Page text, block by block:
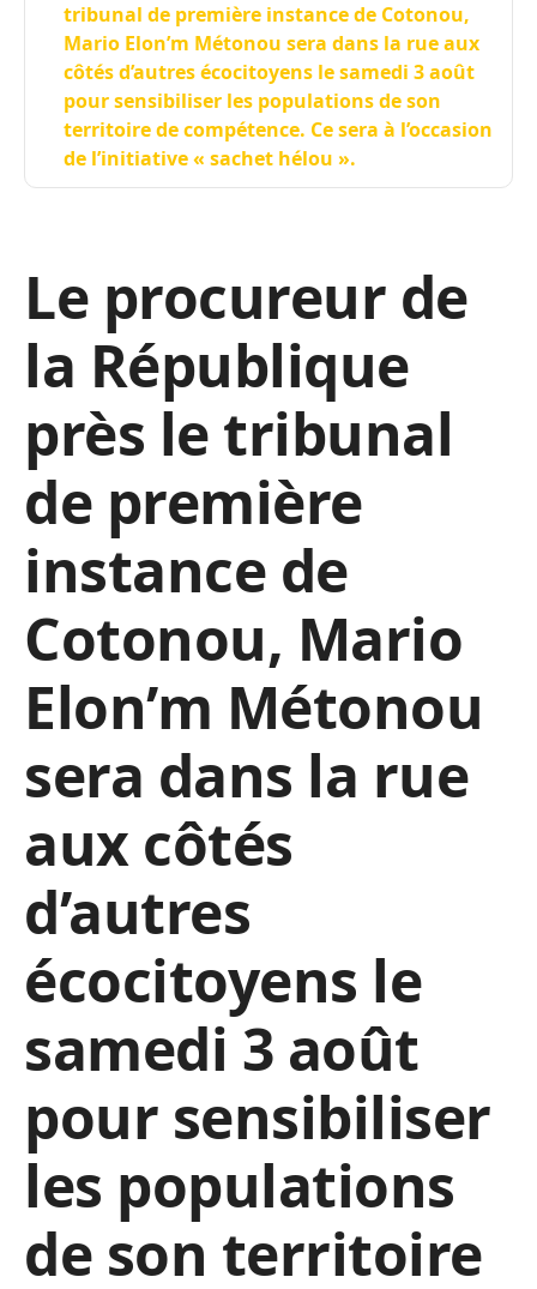
tribunal de première instance de Cotonou,
Mario Elon’m Métonou sera dans la rue aux
côtés d’autres écocitoyens le samedi 3 août
pour sensibiliser les populations de son
territoire de compétence. Ce sera à l’occasion
de l’initiative « sachet hélou ».
Le procureur de
la République
près le tribunal
de première
instance de
Cotonou, Mario
Elon’m Métonou
sera dans la rue
aux côtés
d’autres
écocitoyens le
samedi 3 août
pour sensibiliser
les populations
de son territoire